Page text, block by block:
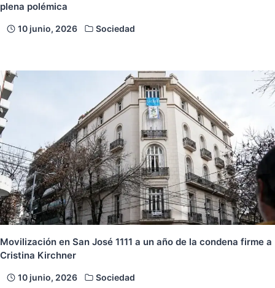
plena polémica
10 junio, 2026 Sociedad
Movilización en San José 1111 a un año de la condena firme a
Cristina Kirchner
10 junio, 2026 Sociedad